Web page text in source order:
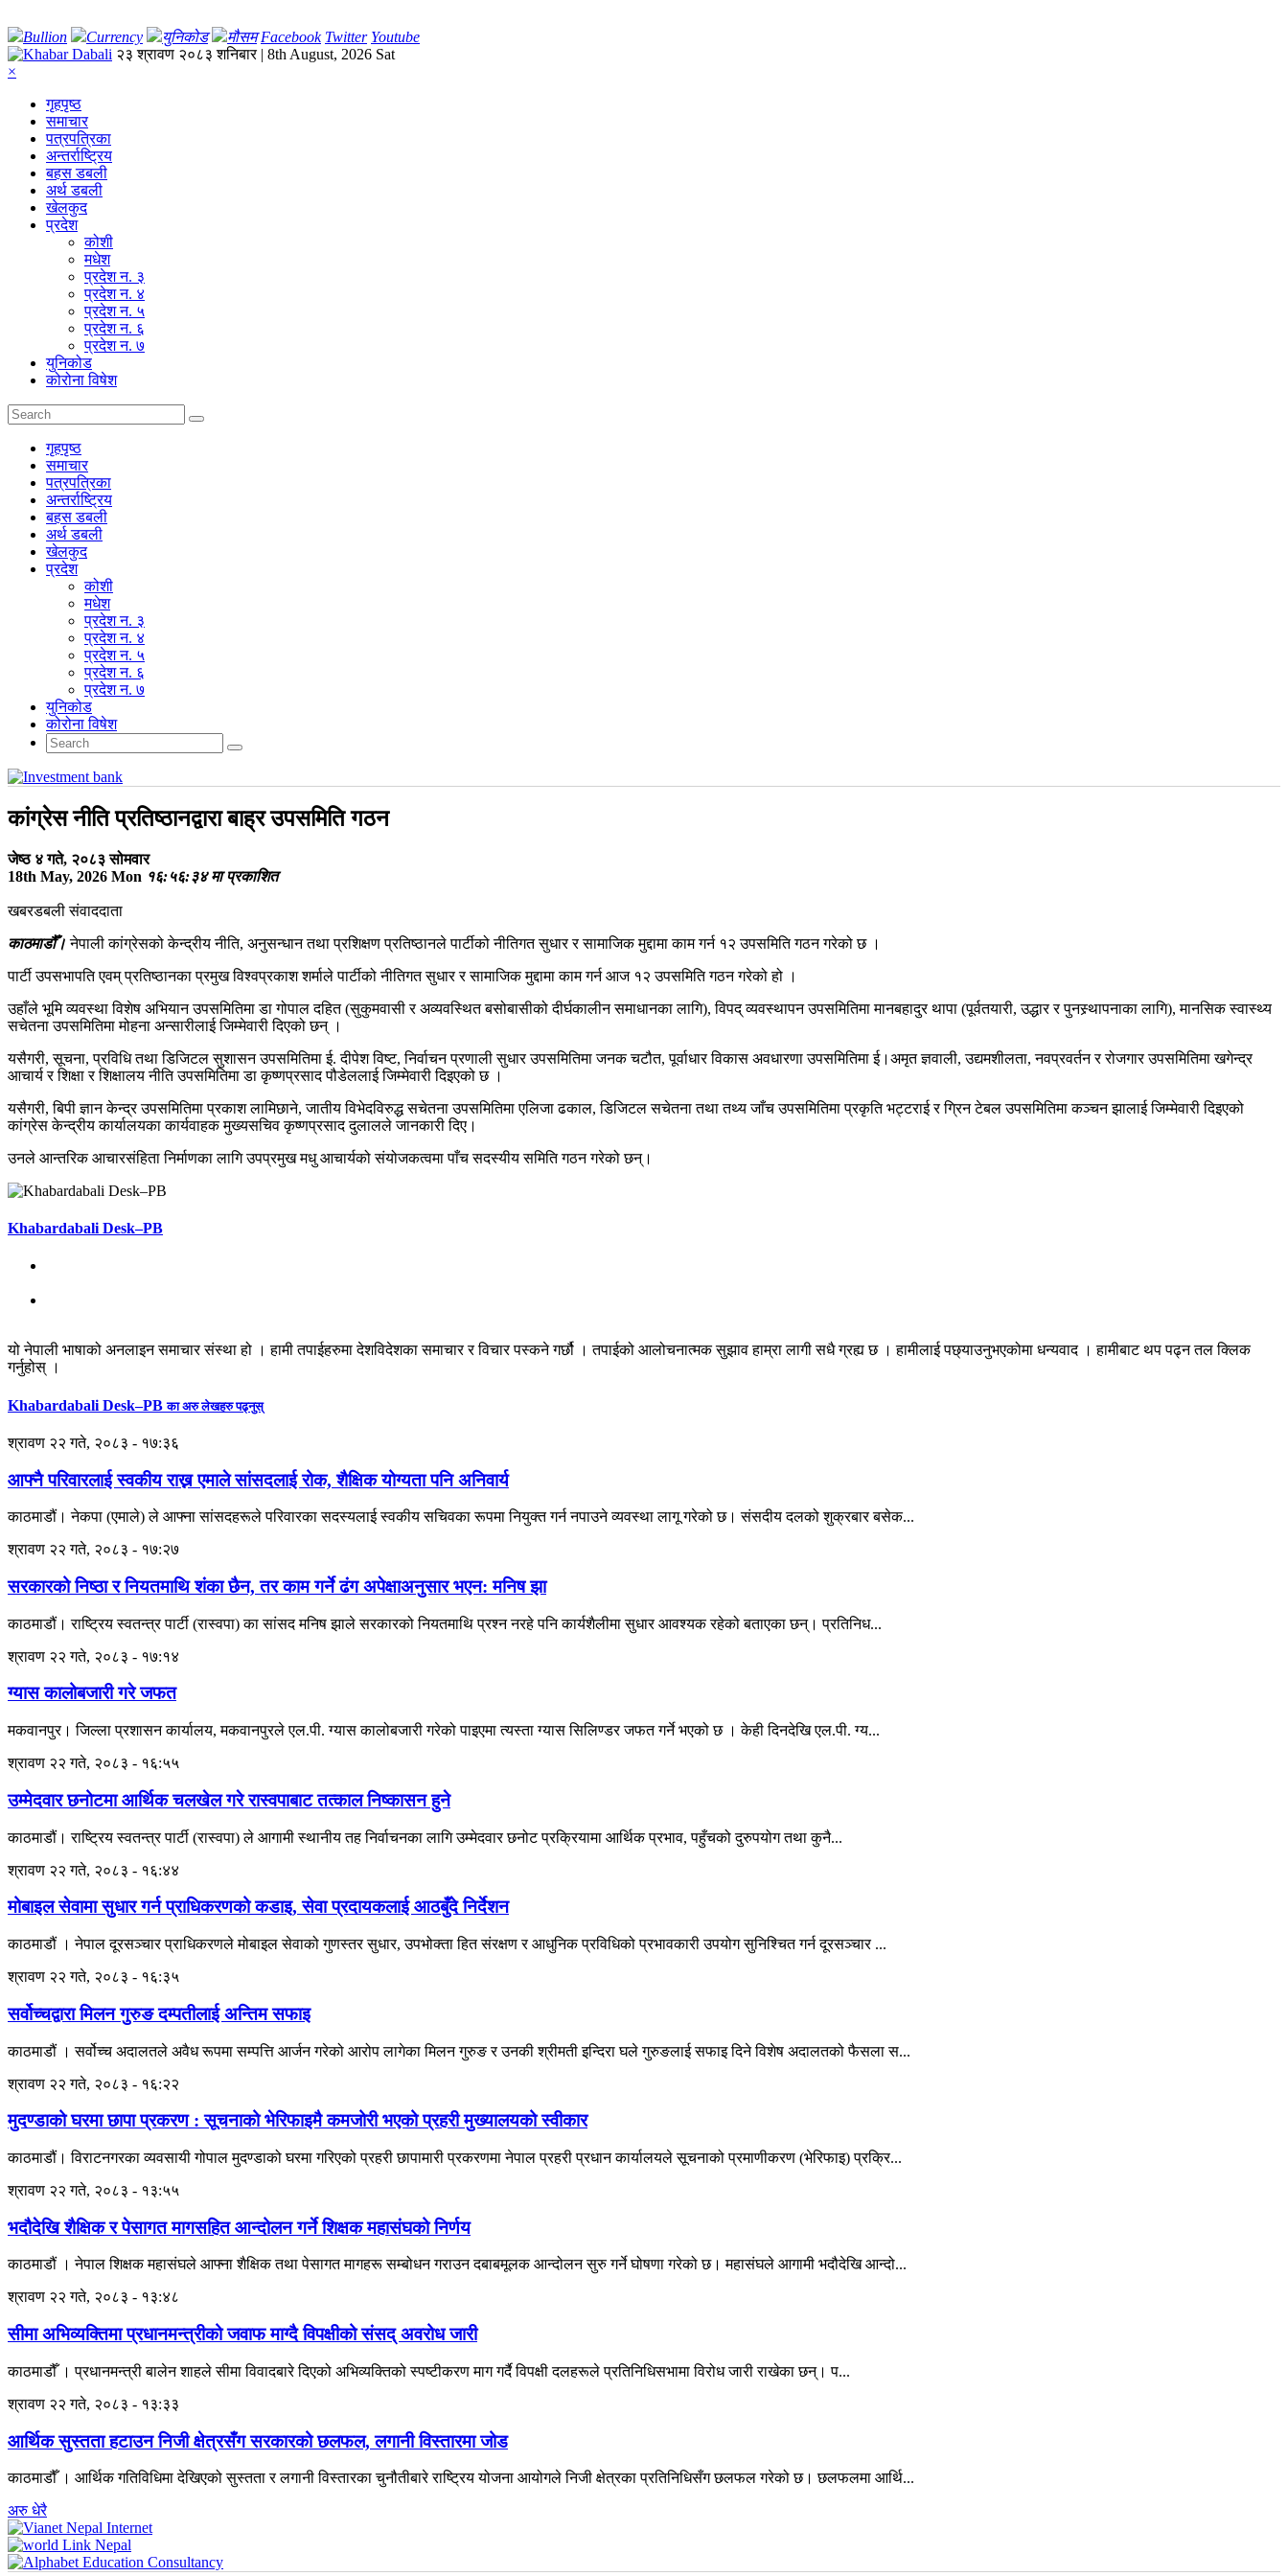
Bullion Currency युनिकोड मौसम Facebook Twitter Youtube
२३ श्रावण २०८३ शनिबार | 8th August, 2026 Sat
×
गृहपृष्‍ठ
समाचार
पत्रपत्रिका
अन्तर्राष्ट्रिय
बहस डबली
अर्थ डबली
खेलकुद
प्रदेश
कोशी
मधेश
प्रदेश न. ३
प्रदेश न. ४
प्रदेश न. ५
प्रदेश न. ६
प्रदेश न. ७
युनिकोड
कोरोना विषेश
गृहपृष्‍ठ
समाचार
पत्रपत्रिका
अन्तर्राष्ट्रिय
बहस डबली
अर्थ डबली
खेलकुद
प्रदेश
कोशी
मधेश
प्रदेश न. ३
प्रदेश न. ४
प्रदेश न. ५
प्रदेश न. ६
प्रदेश न. ७
युनिकोड
कोरोना विषेश
कांग्रेस नीति प्रतिष्ठानद्वारा बाह्र उपसमिति गठन
जेष्ठ ४ गते, २०८३ सोमवार
18th May, 2026 Mon १६:५६:३४ मा प्रकाशित
खबरडबली संवाददाता
काठमाडौँ।नेपाली कांग्रेसको केन्द्रीय नीति, अनुसन्धान तथा प्रशिक्षण प्रतिष्ठानले पार्टीको नीतिगत सुधार र सामाजिक मुद्दामा काम गर्न १२ उपसमिति गठन गरेको छ ।
पार्टी उपसभापति एवम् प्रतिष्ठानका प्रमुख विश्वप्रकाश शर्माले पार्टीको नीतिगत सुधार र सामाजिक मुद्दामा काम गर्न आज १२ उपसमिति गठन गरेको हो ।
उहाँले भूमि व्यवस्था विशेष अभियान उपसमितिमा डा गोपाल दहित (सुकुमवासी र अव्यवस्थित बसोबासीको दीर्घकालीन समाधानका लागि), विपद् व्यवस्थापन उपसमितिमा मानबहादुर थापा (पूर्वतयारी, उद्धार र पुनस्र्थापनाका लागि), मानसिक स्वास्थ्य
सचेतना उपसमितिमा मोहना अन्सारीलाई जिम्मेवारी दिएको छन् ।
यसैगरी, सूचना, प्रविधि तथा डिजिटल सुशासन उपसमितिमा ई. दीपेश विष्ट, निर्वाचन प्रणाली सुधार उपसमितिमा जनक चटौत, पूर्वाधार विकास अवधारणा उपसमितिमा ई।अमृत ज्ञवाली, उद्यमशीलता, नवप्रवर्तन र रोजगार उपसमितिमा खगेन्द्र
आचार्य र शिक्षा र शिक्षालय नीति उपसमितिमा डा कृष्णप्रसाद पौडेललाई जिम्मेवारी दिइएको छ ।
यसैगरी, बिपी ज्ञान केन्द्र उपसमितिमा प्रकाश लामिछाने, जातीय विभेदविरुद्ध सचेतना उपसमितिमा एलिजा ढकाल, डिजिटल सचेतना तथा तथ्य जाँच उपसमितिमा प्रकृति भट्टराई र ग्रिन टेबल उपसमितिमा कञ्चन झालाई जिम्मेवारी दिइएको
कांग्रेस केन्द्रीय कार्यालयका कार्यवाहक मुख्यसचिव कृष्णप्रसाद दुलालले जानकारी दिए।
उनले आन्तरिक आचारसंहिता निर्माणका लागि उपप्रमुख मधु आचार्यको संयोजकत्वमा पाँच सदस्यीय समिति गठन गरेको छन्।
Khabardabali Desk–PB
यो नेपाली भाषाको अनलाइन समाचार संस्था हो । हामी तपाईहरुमा देशविदेशका समाचार र विचार पस्कने गर्छौ । तपाईको आलोचनात्मक सुझाव हाम्रा लागी सधै ग्रह्य छ । हामीलाई पछ्याउनुभएकोमा धन्यवाद । हामीबाट थप पढ्न तल क्लिक
गर्नुहोस् ।
Khabardabali Desk–PBका अरु लेखहरु पढ्नुस्
श्रावण २२ गते, २०८३ - १७:३६
आफ्नै परिवारलाई स्वकीय राख्न एमाले सांसदलाई रोक, शैक्षिक योग्यता पनि अनिवार्य
काठमाडौं। नेकपा (एमाले) ले आफ्ना सांसदहरूले परिवारका सदस्यलाई स्वकीय सचिवका रूपमा नियुक्त गर्न नपाउने व्यवस्था लागू गरेको छ। संसदीय दलको शुक्रबार बसेक...
श्रावण २२ गते, २०८३ - १७:२७
सरकारको निष्ठा र नियतमाथि शंका छैन, तर काम गर्ने ढंग अपेक्षाअनुसार भएन: मनिष झा
काठमाडौं। राष्ट्रिय स्वतन्त्र पार्टी (रास्वपा) का सांसद मनिष झाले सरकारको नियतमाथि प्रश्न नरहे पनि कार्यशैलीमा सुधार आवश्यक रहेको बताएका छन्। प्रतिनिध...
श्रावण २२ गते, २०८३ - १७:१४
ग्यास कालोबजारी गरे जफत
मकवानपुर। जिल्ला प्रशासन कार्यालय, मकवानपुरले एल.पी. ग्यास कालोबजारी गरेको पाइएमा त्यस्ता ग्यास सिलिण्डर जफत गर्ने भएको छ । केही दिनदेखि एल.पी. ग्य...
श्रावण २२ गते, २०८३ - १६:५५
उम्मेदवार छनोटमा आर्थिक चलखेल गरे रास्वपाबाट तत्काल निष्कासन हुने
काठमाडौं। राष्ट्रिय स्वतन्त्र पार्टी (रास्वपा) ले आगामी स्थानीय तह निर्वाचनका लागि उम्मेदवार छनोट प्रक्रियामा आर्थिक प्रभाव, पहुँचको दुरुपयोग तथा कुनै...
श्रावण २२ गते, २०८३ - १६:४४
मोबाइल सेवामा सुधार गर्न प्राधिकरणको कडाइ, सेवा प्रदायकलाई आठबुँदे निर्देशन
काठमाडौं । नेपाल दूरसञ्चार प्राधिकरणले मोबाइल सेवाको गुणस्तर सुधार, उपभोक्ता हित संरक्षण र आधुनिक प्रविधिको प्रभावकारी उपयोग सुनिश्चित गर्न दूरसञ्चार ...
श्रावण २२ गते, २०८३ - १६:३५
सर्वोच्चद्वारा मिलन गुरुङ दम्पतीलाई अन्तिम सफाइ
काठमाडौं । सर्वोच्च अदालतले अवैध रूपमा सम्पत्ति आर्जन गरेको आरोप लागेका मिलन गुरुङ र उनकी श्रीमती इन्दिरा घले गुरुङलाई सफाइ दिने विशेष अदालतको फैसला स...
श्रावण २२ गते, २०८३ - १६:२२
मुदण्डाको घरमा छापा प्रकरण : सूचनाको भेरिफाइमै कमजोरी भएको प्रहरी मुख्यालयको स्वीकार
काठमाडौं। विराटनगरका व्यवसायी गोपाल मुदण्डाको घरमा गरिएको प्रहरी छापामारी प्रकरणमा नेपाल प्रहरी प्रधान कार्यालयले सूचनाको प्रमाणीकरण (भेरिफाइ) प्रक्रि...
श्रावण २२ गते, २०८३ - १३:५५
भदौदेखि शैक्षिक र पेसागत मागसहित आन्दोलन गर्ने शिक्षक महासंघको निर्णय
काठमाडौं । नेपाल शिक्षक महासंघले आफ्ना शैक्षिक तथा पेसागत मागहरू सम्बोधन गराउन दबाबमूलक आन्दोलन सुरु गर्ने घोषणा गरेको छ। महासंघले आगामी भदौदेखि आन्दो...
श्रावण २२ गते, २०८३ - १३:४८
सीमा अभिव्यक्तिमा प्रधानमन्त्रीको जवाफ माग्दै विपक्षीको संसद् अवरोध जारी
काठमाडौँ । प्रधानमन्त्री बालेन शाहले सीमा विवादबारे दिएको अभिव्यक्तिको स्पष्टीकरण माग गर्दै विपक्षी दलहरूले प्रतिनिधिसभामा विरोध जारी राखेका छन्। प...
श्रावण २२ गते, २०८३ - १३:३३
आर्थिक सुस्तता हटाउन निजी क्षेत्रसँग सरकारको छलफल, लगानी विस्तारमा जोड
काठमाडौँ । आर्थिक गतिविधिमा देखिएको सुस्तता र लगानी विस्तारका चुनौतीबारे राष्ट्रिय योजना आयोगले निजी क्षेत्रका प्रतिनिधिसँग छलफल गरेको छ। छलफलमा आर्थि...
अरु धेरै